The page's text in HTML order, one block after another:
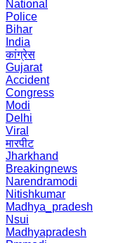
National
Police
Bihar
India
कांग्रेस
Gujarat
Accident
Congress
Modi
Delhi
Viral
मारपीट
Jharkhand
Breakingnews
Narendramodi
Nitishkumar
Madhya_pradesh
Nsui
Madhyapradesh